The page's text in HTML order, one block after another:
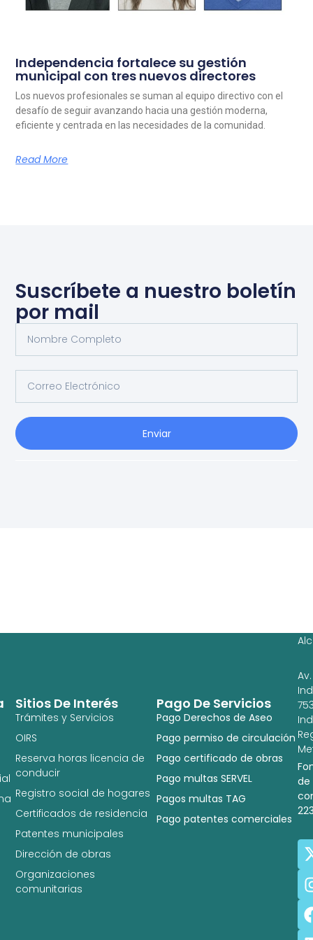
Independencia fortalece su gestión
municipal con tres nuevos directores
Los nuevos profesionales se suman al equipo directivo con el
desafío de seguir avanzando hacia una gestión moderna,
eficiente y centrada en las necesidades de la comunidad.
Read More
Suscríbete a nuestro boletín
por mail
Enviar
Pago De Servicios
Pago Derechos de Aseo
Pago permiso de circulación
Pago certificado de obras
Pago multas SERVEL
Pagos multas TAG
Pago patentes comerciales
Sitios De Interés
Trámites y Servicios
OIRS
Reserva horas licencia de
conducir
Registro social de hogares
Certificados de residencia
Patentes municipales
Dirección de obras
Organizaciones
comunitarias
Av.
de